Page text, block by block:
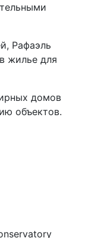
Рафаэль
жилье для
домов
объектов.